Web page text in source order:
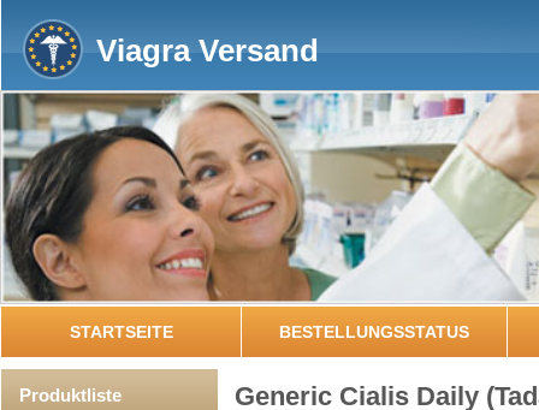
Viagra Versand
STARTSEITE BESTELLUNGSSTATUS
Produktliste Generic Cialis Daily